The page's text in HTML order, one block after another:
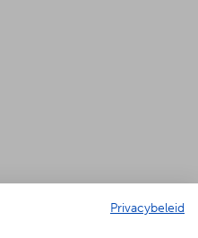
Privacybeleid